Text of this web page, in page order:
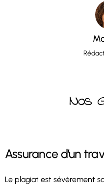
Nos
Assurance d’un
Le plagiat est sévèrement